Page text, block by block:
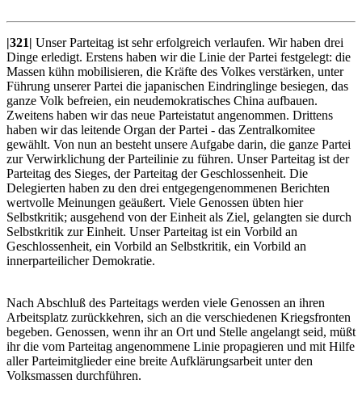
|321| Unser Parteitag ist sehr erfolgreich verlaufen. Wir haben drei
Dinge erledigt. Erstens haben wir die Linie der Partei festgelegt: die
Massen kühn mobilisieren, die Kräfte des Volkes verstärken, unter
Führung unserer Partei die japanischen Eindringlinge besiegen, das
ganze Volk befreien, ein neudemokratisches China aufbauen.
Zweitens haben wir das neue Parteistatut angenommen. Drittens
haben wir das leitende Organ der Partei - das Zentralkomitee
gewählt. Von nun an besteht unsere Aufgabe darin, die ganze Partei
zur Verwirklichung der Parteilinie zu führen. Unser Parteitag ist der
Parteitag des Sieges, der Parteitag der Geschlossenheit. Die
Delegierten haben zu den drei entgegengenommenen Berichten
wertvolle Meinungen geäußert. Viele Genossen übten hier
Selbstkritik; ausgehend von der Einheit als Ziel, gelangten sie durch
Selbstkritik zur Einheit. Unser Parteitag ist ein Vorbild an
Geschlossenheit, ein Vorbild an Selbstkritik, ein Vorbild an
innerparteilicher Demokratie.
Nach Abschluß des Parteitags werden viele Genossen an ihren
Arbeitsplatz zurückkehren, sich an die verschiedenen Kriegsfronten
begeben. Genossen, wenn ihr an Ort und Stelle angelangt seid, müßt
ihr die vom Parteitag angenommene Linie propagieren und mit Hilfe
aller Parteimitglieder eine breite Aufklärungsarbeit unter den
Volksmassen durchführen.